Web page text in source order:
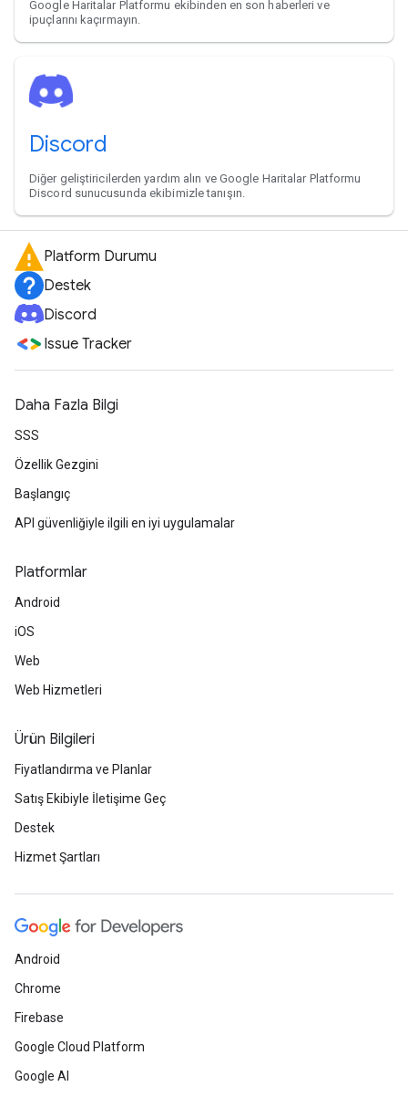
Google Haritalar Platformu ekibinden en son haberleri ve
ipuçlarını kaçırmayın.
Discord
Diğer geliştiricilerden yardım alın ve Google Haritalar Platformu
Discord sunucusunda ekibimizle tanışın.
Platform Durumu
Destek
Discord
Issue Tracker
Daha Fazla Bilgi
SSS
Özellik Gezgini
Başlangıç
API güvenliğiyle ilgili en iyi uygulamalar
Platformlar
Android
iOS
Web
Web Hizmetleri
Ürün Bilgileri
Fiyatlandırma ve Planlar
Satış Ekibiyle İletişime Geç
Destek
Hizmet Şartları
Android
Chrome
Firebase
Google Cloud Platform
Google AI